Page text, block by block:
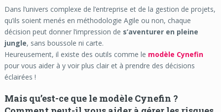
Dans l’univers complexe de l’entreprise et de la gestion de projets,
qu’ils soient menés en méthodologie Agile ou non, chaque
décision peut donner l’impression de s’aventurer en pleine
jungle, sans boussole ni carte.
Heureusement, il existe des outils comme le modèle Cynefin
pour vous aider à y voir plus clair et à prendre des décisions
éclairées !
Mais qu’est-ce que le modèle Cynefin ?